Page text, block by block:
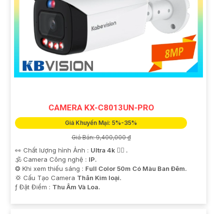
CAMERA KX-C8013UN-PRO
Giá Khuyến Mại: 5%-35%
Giá Bán: 9,400,000 ₫
👀 Chất lượng hình Ảnh : Ultra 4k 👍🏾 .
🕉️ Camera Công nghệ : IP.
❂ Khi xem thiếu sáng : Full Color 50m Có Màu Ban Ðêm.
💢 Cấu Tạo Camera Thân Kim loại.
️ƒ Đặt Điểm : Thu Âm Và Loa.